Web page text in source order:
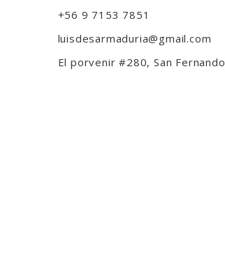
+56 9 7153 7851
luisdesarmaduria@gmail.com
El porvenir #280, San Fernando